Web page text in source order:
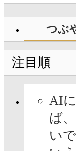
つぶ
注目順
AI
ば
い